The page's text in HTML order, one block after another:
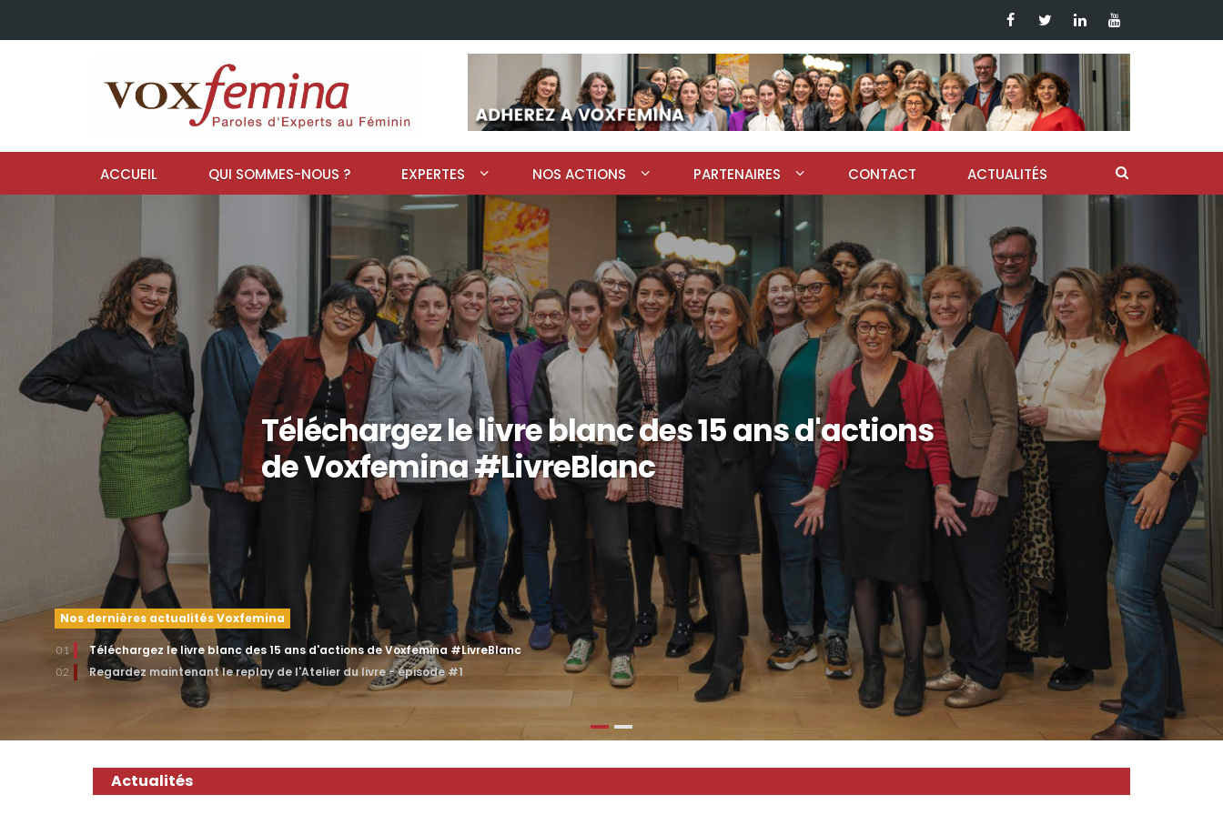
ACCUEIL QUI SOMMES-NOUS ? EXPERTES NOS ACTIONS PARTENAIRES CONTACT ACTUALITÉS
Téléchargez le livre blanc des 15 ans d'actions
de Voxfemina #LivreBlanc
Nos dernières actualités Voxfemina
01 Téléchargez le livre blanc des 15 ans d'actions de Voxfemina #LivreBlanc
02 Regardez maintenant le replay de l'Atelier du livre - épisode #1
Actualités